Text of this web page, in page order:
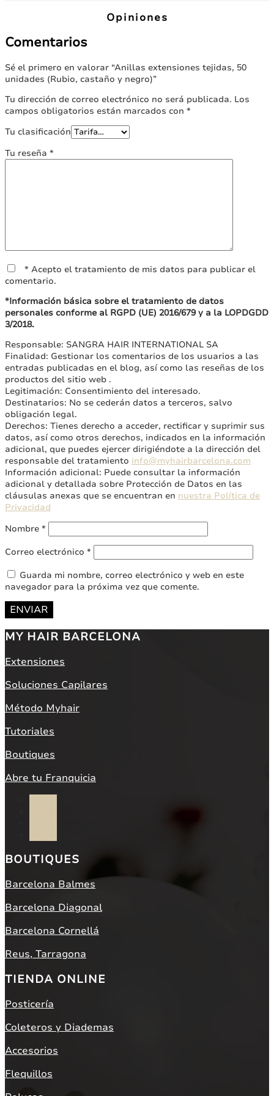
Opiniones
Comentarios
Sé el primero en valorar “Anillas extensiones tejidas, 50
unidades (Rubio, castaño y negro)”
Tu dirección de correo electrónico no será publicada. Los
campos obligatorios están marcados con *
Tu clasificación
Tu reseña *
* Acepto el tratamiento de mis datos para publicar el
comentario.
*Información básica sobre el tratamiento de datos
personales conforme al RGPD (UE) 2016/679 y a la LOPDGDD
3/2018.
Responsable: SANGRA HAIR INTERNATIONAL SA
Finalidad: Gestionar los comentarios de los usuarios a las
entradas publicadas en el blog, así como las reseñas de los
productos del sitio web .
Legitimación: Consentimiento del interesado.
Destinatarios: No se cederán datos a terceros, salvo
obligación legal.
Derechos: Tienes derecho a acceder, rectificar y suprimir sus
datos, así como otros derechos, indicados en la información
adicional, que puedes ejercer dirigiéndote a la dirección del
responsable del tratamiento info@myhairbarcelona.com
Información adicional: Puede consultar la información
adicional y detallada sobre Protección de Datos en las
cláusulas anexas que se encuentran en nuestra Política de
Privacidad
Nombre *
Correo electrónico *
Guarda mi nombre, correo electrónico y web en este
navegador para la próxima vez que comente.
ENVIAR
MY HAIR BARCELONA
Extensiones
Soluciones Capilares
Método Myhair
Tutoriales
Boutiques
Abre tu Franquicia
BOUTIQUES
Barcelona Balmes
Barcelona Diagonal
Barcelona Cornellá
Reus, Tarragona
TIENDA ONLINE
Posticería
Coleteros y Diademas
Accesorios
Flequillos